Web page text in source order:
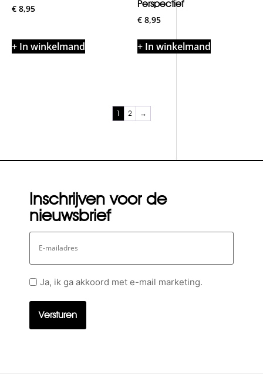
€ 8,95
+ In winkelmand
Perspectief
€ 8,95
+ In winkelmand
1 2 →
Inschrijven voor de
nieuwsbrief
E-
mailadres
GeenJa, ik ga akkoord met e-mail marketing.